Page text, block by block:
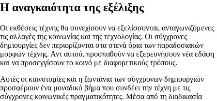
Η αναγκαιότητα της εξέλιξης
Οι εκθέσεις τέχνης θα συνεχίσουν να εξελίσσονται, ανταγωνιζόμενες
τις αλλαγές της κοινωνίας και της τεχνολογίας. Οι σύγχρονες
δημιουργίες δεν περιορίζονται στα στενά όρια των παραδοσιακών
μορφών τέχνης. Αντ αυτού, προσπαθούν να εξερευνήσουν νέα εδάφη
και να προσεγγίσουν το κοινό με διαφορετικούς τρόπους.
Αυτές οι καινοτομίες και η ζωντάνια των σύγχρονων δημιουργιών
προσφέρουν ένα μοναδικό βήμα που συνδέει την τέχνη με τις
σύγχρονες κοινωνικές πραγματικότητες. Μέσα από τη διαδικασία